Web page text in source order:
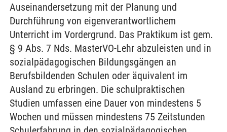
Auseinandersetzung mit der Planung und
Durchführung von eigenverantwortlichem
Unterricht im Vordergrund. Das Praktikum ist gem.
§ 9 Abs. 7 Nds. MasterVO-Lehr abzuleisten und in
sozialpädagogischen Bildungsgängen an
Berufsbildenden Schulen oder äquivalent im
Ausland zu erbringen. Die schulpraktischen
Studien umfassen eine Dauer von mindestens 5
Wochen und müssen mindestens 75 Zeitstunden